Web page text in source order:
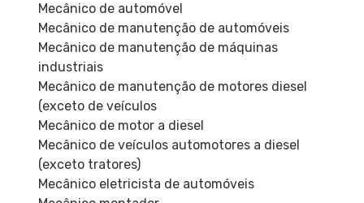
Mecânico de automóvel
Mecânico de manutenção de automóveis
Mecânico de manutenção de máquinas
industriais
Mecânico de manutenção de motores diesel
(exceto de veículos
Mecânico de motor a diesel
Mecânico de veículos automotores a diesel
(exceto tratores)
Mecânico eletricista de automóveis